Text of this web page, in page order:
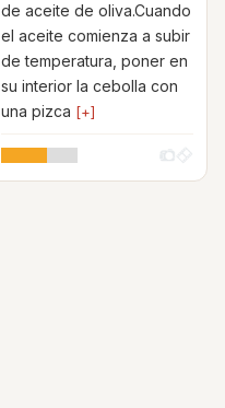
de aceite de oliva.Cuando
el aceite comienza a subir
de temperatura, poner en
su interior la cebolla con
una pizca [+]